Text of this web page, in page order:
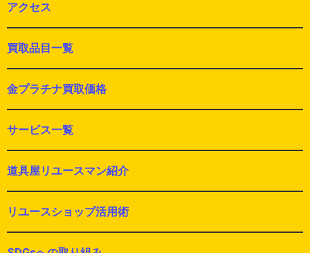
アクセス
買取品目一覧
金プラチナ買取価格
サービス一覧
道具屋リユースマン紹介
リユースショップ活用術